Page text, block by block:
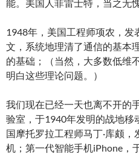
能。美国人菲雷士特，当之无
1948年，美国工程师项农，发
文，系统地理清了通信的基本
的基础；（当然，大多数低维
明白这些理论问题。）
我们现在已经一天也离不开的
验室，于1940年发明的战地移
国摩托罗拉工程师马丁·库颇
机；第一代智能手机iPhone，